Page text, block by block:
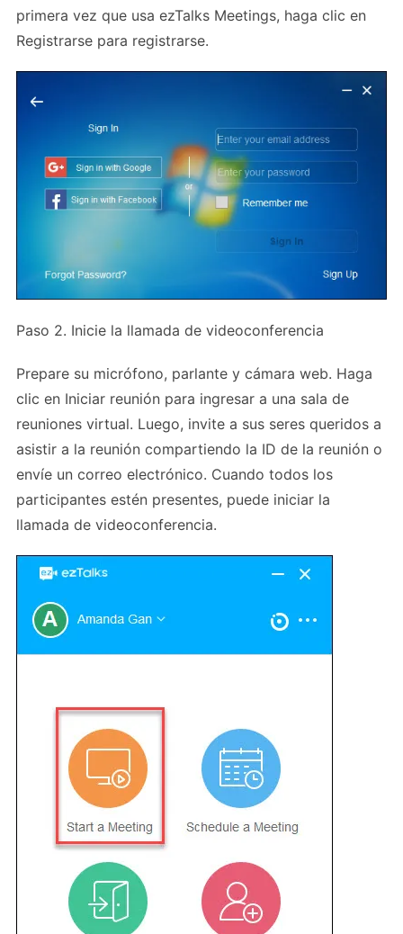
primera vez que usa ezTalks Meetings, haga clic en
Registrarse para registrarse.
Paso 2. Inicie la llamada de videoconferencia
Prepare su micrófono, parlante y cámara web. Haga
clic en Iniciar reunión para ingresar a una sala de
reuniones virtual. Luego, invite a sus seres queridos a
asistir a la reunión compartiendo la ID de la reunión o
envíe un correo electrónico. Cuando todos los
participantes estén presentes, puede iniciar la
llamada de videoconferencia.